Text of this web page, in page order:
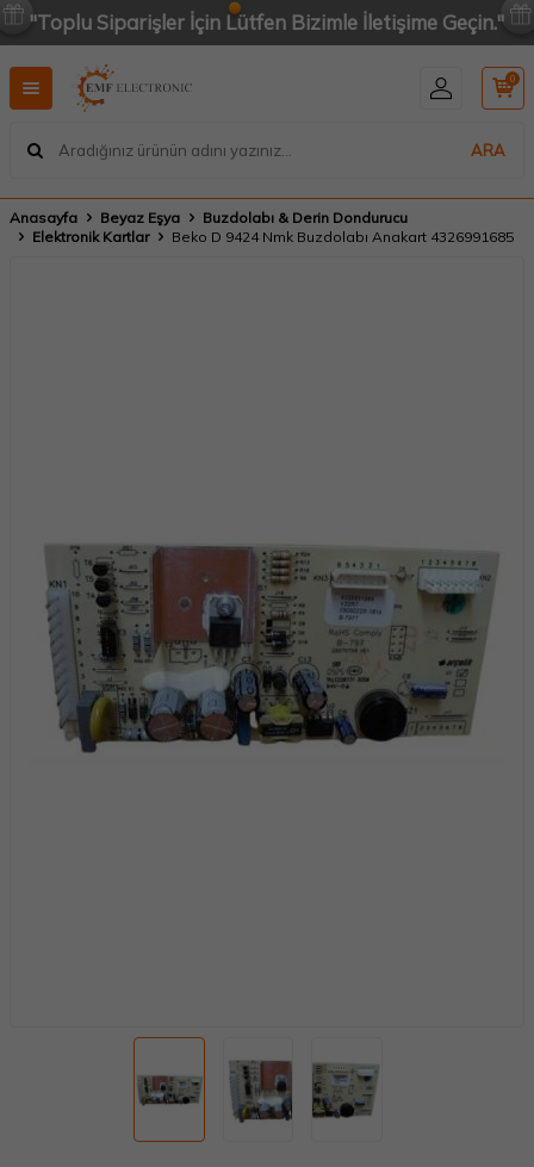
"Toplu Siparişler İçin Lütfen Bizimle İletişime Geçin."
ARA
0
Anasayfa Beyaz Eşya
Buzdolabı & Derin Dondurucu
Elektronik Kartlar
Beko D 9424 Nmk Buzdolabı Anakart 4326991685